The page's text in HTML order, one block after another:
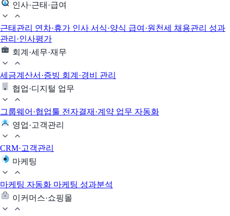
인사·근태·급여
근태관리 연차·휴가 인사 서식·양식 급여·원천세 채용관리 성과
관리·인사평가
회계·세무·재무
세금계산서·증빙 회계·경비 관리
협업·디지털 업무
그룹웨어·협업툴 전자결재·계약 업무 자동화
영업·고객관리
CRM·고객관리
마케팅
마케팅 자동화 마케팅 성과분석
이커머스·쇼핑몰